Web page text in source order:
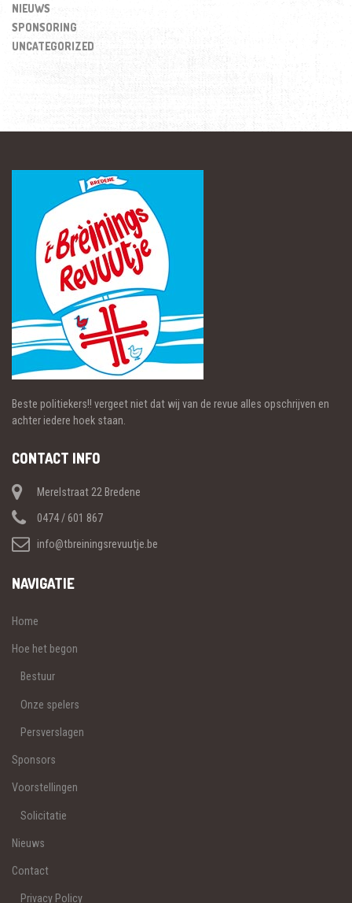
NIEUWS
SPONSORING
UNCATEGORIZED
Beste politiekers!! vergeet niet dat wij van de revue alles opschrijven en
achter iedere hoek staan.
CONTACT INFO
Merelstraat 22 Bredene
0474 / 601 867
info@tbreiningsrevuutje.be
NAVIGATIE
Home
Hoe het begon
Bestuur
Onze spelers
Persverslagen
Sponsors
Voorstellingen
Solicitatie
Nieuws
Contact
Privacy Policy